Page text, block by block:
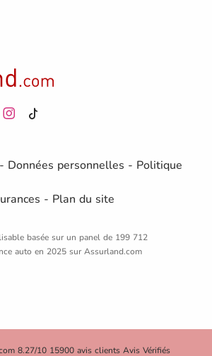
- Données personnelles - Politique
- Plan du site
basée sur un panel de 199 712
auto en 2025 sur Assurland.com
8.27/10 15900 avis clients Avis Vérifiés